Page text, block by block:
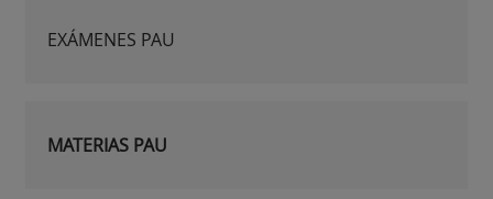
EXÁMENES PAU
MATERIAS PAU